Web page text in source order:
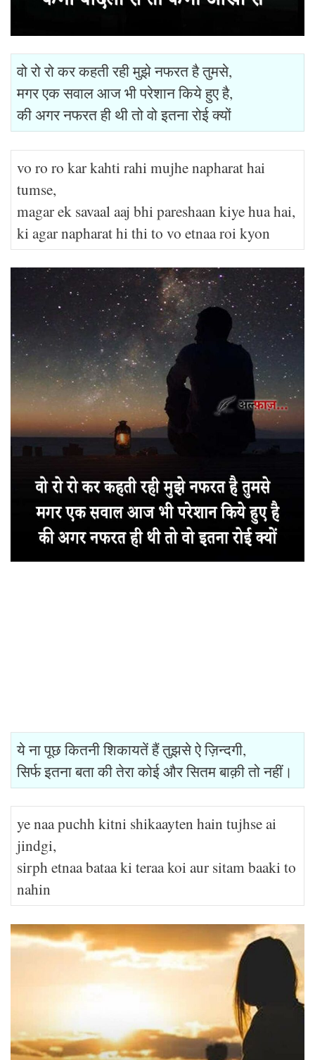
वो रो रो कर कहती रही मुझे नफरत है तुमसे,
मगर एक सवाल आज भी परेशान किये हुए है,
की अगर नफरत ही थी तो वो इतना रोई क्यों
vo ro ro kar kahti rahi mujhe napharat hai
tumse,
magar ek savaal aaj bhi pareshaan kiye hua hai,
ki agar napharat hi thi to vo etnaa roi kyon
ये ना पूछ कितनी शिकायतें हैं तुझसे ऐ ज़िन्दगी,
सिर्फ इतना बता की तेरा कोई और सितम बाक़ी तो नहीं।
ye naa puchh kitni shikaayten hain tujhse ai
jindgi,
sirph etnaa bataa ki teraa koi aur sitam baaki to
nahin